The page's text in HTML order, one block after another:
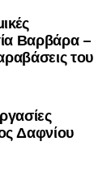
Βαρβάρα –
του
Δαφνίου